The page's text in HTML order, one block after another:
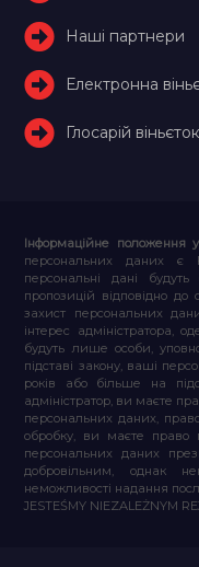
Наші партнери
Електронна
Глосарій віньєток
Інформаційне положення
персональних даних є
персональні дані
пропозицій відповідно до
захист персональних
інтерес адміністратора,
будуть лише особи,
підставі закону, ваші
років або більше на
адміністратор, ви маєте
персональних даних,
обробку, ви маєте право
персональних даних
добровільним, однак
неможливості надання
JESTEŚMY NIEZALEŻNYM